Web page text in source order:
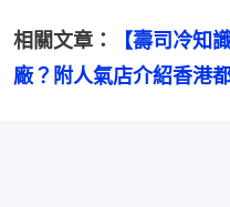
相關文章：
【壽司冷知
廠？附人氣店介紹香港